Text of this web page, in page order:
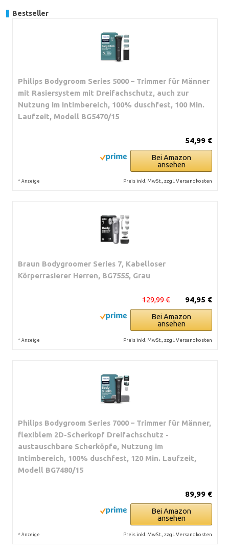
Bestseller
Philips Bodygroom Series 5000 – Trimmer für Männer
mit Rasiersystem mit Dreifachschutz, auch zur
Nutzung im Intimbereich, 100% duschfest, 100 Min.
Laufzeit, Modell BG5470/15
54,99 €
Bei Amazon
ansehen
* Anzeige Preis inkl. MwSt., zzgl. Versandkosten
Braun Bodygroomer Series 7, Kabelloser
Körperrasierer Herren, BG7555, Grau
94,95 €
129,99 €
Bei Amazon
ansehen
* Anzeige Preis inkl. MwSt., zzgl. Versandkosten
Philips Bodygroom Series 7000 – Trimmer für Männer,
flexiblem 2D-Scherkopf Dreifachschutz -
austauschbare Scherköpfe, Nutzung im
Intimbereich, 100% duschfest, 120 Min. Laufzeit,
Modell BG7480/15
89,99 €
Bei Amazon
ansehen
* Anzeige Preis inkl. MwSt., zzgl. Versandkosten